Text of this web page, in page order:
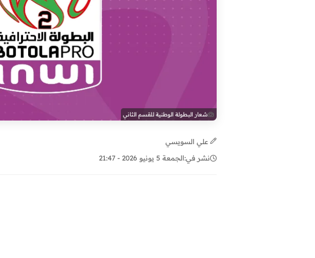
شعار البطولة الوطنية للقسم الثاني
علي السويسي
نشر في:الجمعة 5 يونيو 2026 - 21:47